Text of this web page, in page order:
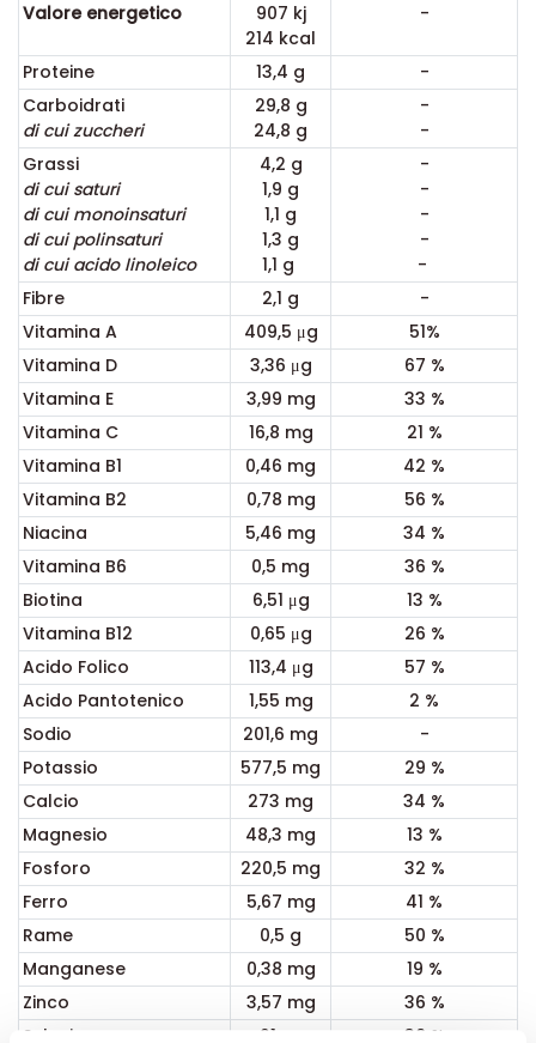
Valore energetico
907 kj
214 kcal
-
Proteine 13,4 g
-
Carboidrati
di cui zuccheri
29,8 g
24,8 g
-
-
Grassi
di cui saturi
di cui monoinsaturi
di cui polinsaturi
di cui acido linoleico
4,2 g
1,9 g
1,1 g
1,3 g
1,1 g
-
-
-
-
-
Fibre
2,1 g
-
Vitamina A
409,5 μg
51%
Vitamina D
3,36 μg
67 %
Vitamina E
3,99 mg
33 %
Vitamina C
16,8 mg
21 %
Vitamina B1
0,46 mg
42 %
Vitamina B2
0,78 mg
56 %
Niacina
5,46 mg
34 %
Vitamina B6
0,5 mg
36 %
Biotina
6,51 μg
13 %
Vitamina B12
0,65 μg
26 %
Acido Folico
113,4 μg
57 %
Acido Pantotenico
1,55 mg
2 %
Sodio
201,6 mg
-
Potassio
577,5 mg
29 %
Calcio
273 mg
34 %
Magnesio
48,3 mg
13 %
Fosforo
220,5 mg
32 %
Ferro
5,67 mg
41 %
Rame
0,5 g
50 %
Manganese
0,38 mg
19 %
Zinco
3,57 mg
36 %
Selenio
21 38 %